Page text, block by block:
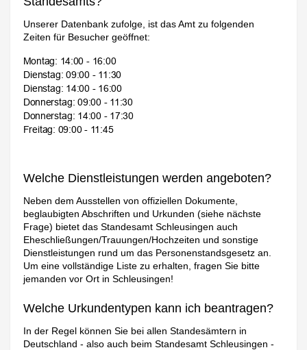
Unserer Datenbank zufolge, ist das Amt zu folgenden
Zeiten für Besucher geöffnet:
Welche Dienstleistungen werden angeboten?
Neben dem Ausstellen von offiziellen Dokumente,
beglaubigten Abschriften und Urkunden (siehe nächste
Frage) bietet das Standesamt Schleusingen auch
Eheschließungen/Trauungen/Hochzeiten und sonstige
Dienstleistungen rund um das Personenstandsgesetz an.
Um eine vollständige Liste zu erhalten, fragen Sie bitte
jemanden vor Ort in Schleusingen!
Welche Urkundentypen kann ich beantragen?
In der Regel können Sie bei allen Standesämtern in
Deutschland - also auch beim Standesamt Schleusingen -